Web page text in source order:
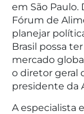
em São Paulo.
Fórum de
planejar
Brasil possa
mercado
o diretor geral
presidente da
A especialista